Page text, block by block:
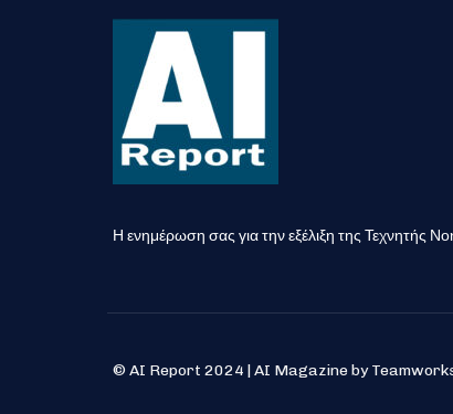
Η ενημέρωση σας για την εξέλιξη της Τεχνητής
© AI Report 2024 | AI Magazine by